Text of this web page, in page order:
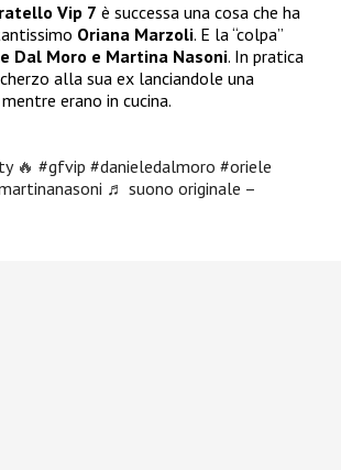
Vip 7 è successa una cosa che ha
Oriana Marzoli. E la “colpa”
Dal Moro e Martina Nasoni. In pratica
alla sua ex lanciandole una
erano in cucina.
🔥#gfvip #danieledalmoro #oriele
♬ suono originale –